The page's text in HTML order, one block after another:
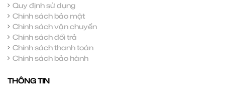
Quy định sử dụng
Chính sách bảo mật
Chính sách vận chuyển
Chính sách đổi trả
Chính sách thanh toán
Chính sách bảo hành
THÔNG TIN